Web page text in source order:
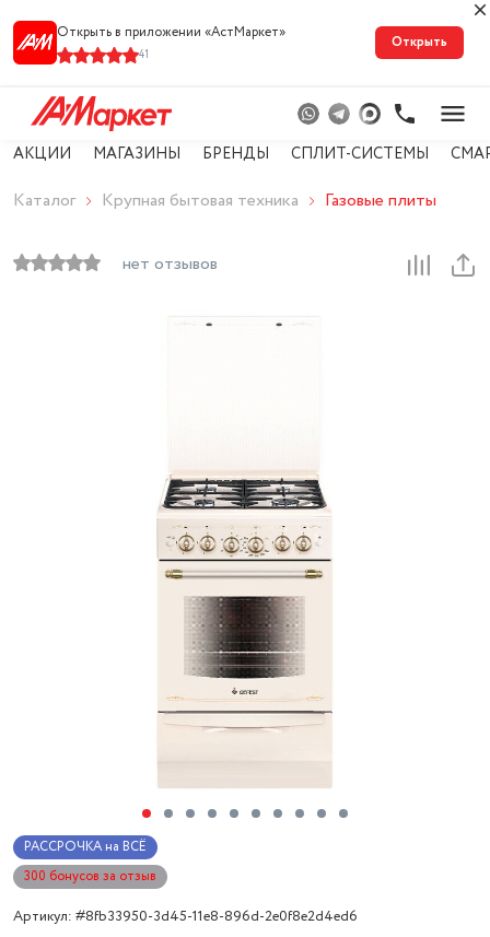
Открыть в приложении «АстМарке‪т‬»
41
Открыть
АКЦИИ МАГАЗИНЫ БРЕНДЫ СПЛИТ-СИСТЕМЫ
Каталог Крупная бытовая техника Газовые плиты
нет отзывов
РАССРОЧКА на ВСЁ
300 бонусов за отзыв
Артикул: #8fb33950-3d45-11e8-896d-2e0f8e2d4ed6